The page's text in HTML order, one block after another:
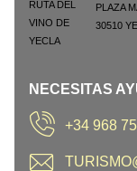
PLAZA
30510
NECESITAS
+34 968